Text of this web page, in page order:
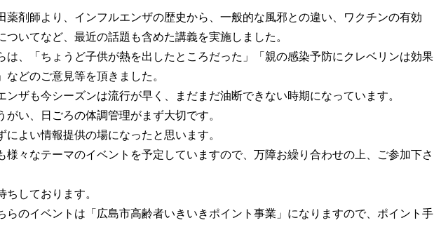
薬剤師より、インフルエンザの歴史から、一般的な風邪との違い、ワクチンの有効
ついてなど、最近の話題も含めた講義を実施しました。
は、「ちょうど子供が熱を出したところだった」「親の感染予防にクレベリンは効果
などのご意見等を頂きました。
ンザも今シーズンは流行が早く、まだまだ油断できない時期になっています。
がい、日ごろの体調管理がまず大切です。
によい情報提供の場になったと思います。
様々なテーマのイベントを予定していますので、万障お繰り合わせの上、ご参加下さ
ちしております。
らのイベントは「広島市高齢者いきいきポイント事業」になりますので、ポイント手